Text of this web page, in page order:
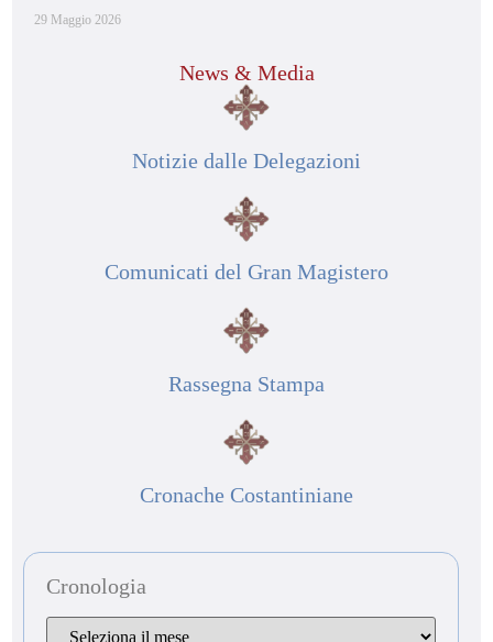
29 Maggio 2026
News & Media
Notizie dalle Delegazioni
Comunicati del Gran Magistero
Rassegna Stampa
Cronache Costantiniane
Cronologia